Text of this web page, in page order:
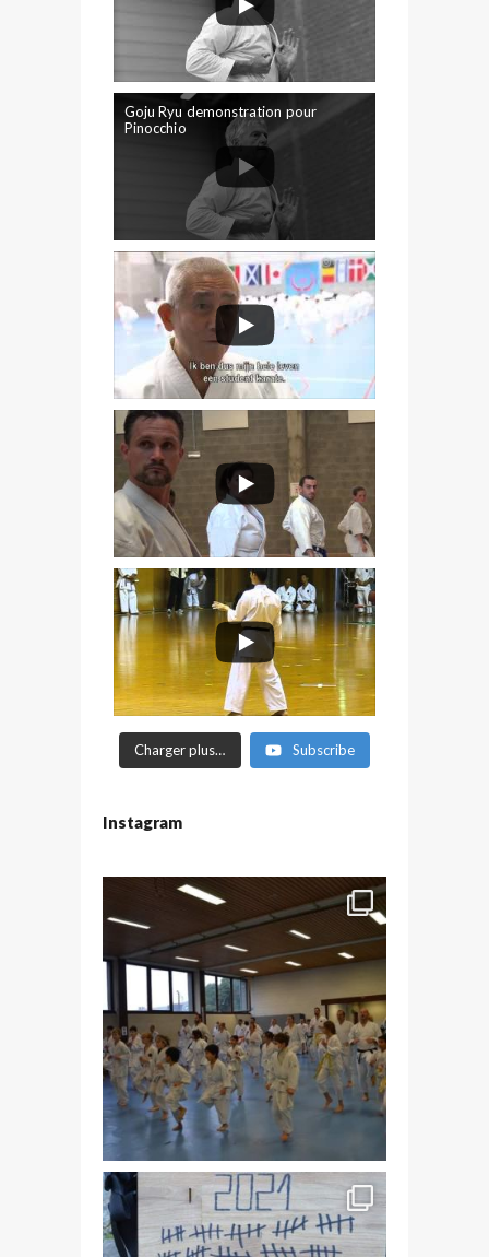
Goju Ryu demonstration pour
Pinocchio
Charger plus… Subscribe
Instagram